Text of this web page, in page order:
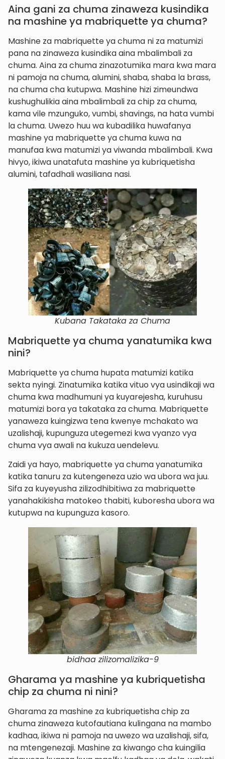
Aina gani za chuma zinaweza kusindika
na mashine ya mabriquette ya chuma?
Mashine za mabriquette ya chuma ni za matumizi
pana na zinaweza kusindika aina mbalimbali za
chuma. Aina za chuma zinazotumika mara kwa mara
ni pamoja na chuma, alumini, shaba, shaba la brass,
na chuma cha kutupwa. Mashine hizi zimeundwa
kushughulikia aina mbalimbali za chip za chuma,
kama vile mzunguko, vumbi, shavings, na hata vumbi
la chuma. Uwezo huu wa kubadilika huwafanya
mashine ya mabriquette ya chuma kuwa na
manufaa kwa matumizi ya viwanda mbalimbali. Kwa
hivyo, ikiwa unatafuta mashine ya kubriquetisha
alumini, tafadhali wasiliana nasi.
Kubana Takataka za Chuma
Mabriquette ya chuma yanatumika kwa
nini?
Mabriquette ya chuma hupata matumizi katika
sekta nyingi. Zinatumika katika vituo vya usindikaji wa
chuma kwa madhumuni ya kuyarejesha, kuruhusu
matumizi bora ya takataka za chuma. Mabriquette
yanaweza kuingizwa tena kwenye mchakato wa
uzalishaji, kupunguza utegemezi kwa vyanzo vya
chuma vya awali na kukuza uendelevu.
Zaidi ya hayo, mabriquette ya chuma yanatumika
katika tanuru za kutengeneza uzio wa ubora wa juu.
Sifa za kuyeyusha zilizodhibitiwa za mabriquette
yanahakikisha matokeo thabiti, kuboresha ubora wa
kutupwa na kupunguza kasoro.
bidhaa zilizomalizika-9
Gharama ya mashine ya kubriquetisha
chip za chuma ni nini?
Gharama za mashine za kubriquetisha chip za
chuma zinaweza kutofautiana kulingana na mambo
kadhaa, ikiwa ni pamoja na uwezo wa uzalishaji, sifa,
na mtengenezaji. Mashine za kiwango cha kuingilia